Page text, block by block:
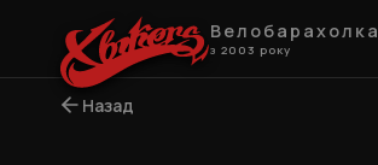
Велобарахолка
з 2003 року
Назад